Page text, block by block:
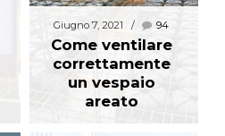
Giugno 7, 2021 94
Come ventilare
correttamente
un vespaio
areato